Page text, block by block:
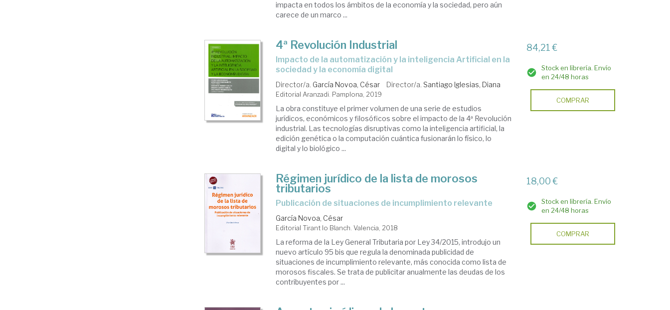
impacta en todos los ámbitos de la economía y la sociedad, pero aún
carece de un marco ...
4ª Revolución Industrial
impacto de la automatización y la inteligencia Artificial en la
sociedad y la economía digital
Director/a. García Novoa, César Director/a. Santiago Iglesias, Diana
Editorial Aranzadi. Pamplona, 2019
La obra constituye el primer volumen de una serie de estudios
jurídicos, económicos y filosóficos sobre el impacto de la 4ª Revolución
industrial. Las tecnologías disruptivas como la inteligencia artificial, la
edición genética o la computación cuántica fusionarán lo físico, lo
digital y lo biológico ...
84,21 €
Stock en librería. Envío
en 24/48 horas
COMPRAR
Régimen jurídico de la lista de morosos
tributarios
publicación de situaciones de incumplimiento relevante
García Novoa, César
Editorial Tirant lo Blanch. Valencia, 2018
La reforma de la Ley General Tributaria por Ley 34/2015, introdujo un
nuevo artículo 95 bis que regula la denominada publicidad de
situaciones de incumplimiento relevante, más conocida como lista de
morosos fiscales. Se trata de publicitar anualmente las deudas de los
contribuyentes por ...
18,00 €
Stock en librería. Envío
en 24/48 horas
COMPRAR